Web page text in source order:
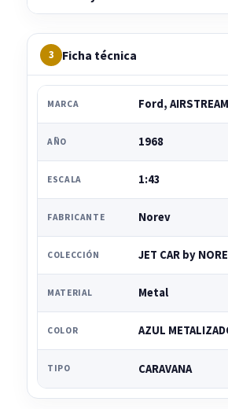
3 Ficha técnica
MARCA Ford, AIRSTREAM
AÑO 1968
ESCALA 1:43
FABRICANTE Norev
COLECCIÓN JET CAR by
MATERIAL Metal
COLOR AZUL
TIPO CARAVANA